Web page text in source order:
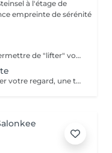
à l'étage de
empreinte de sérénité
Le browlift est une technique qui va permettre de "lifter" votre regard en travaillant sur le positionnement de vos sourcils, la forme et la couleur. Un regard ouvert et pétillant pour 4 à 6 semaines.
Un joli browlift et pour mieux structurer votre regard, une teinture appliquée avec exactitude.